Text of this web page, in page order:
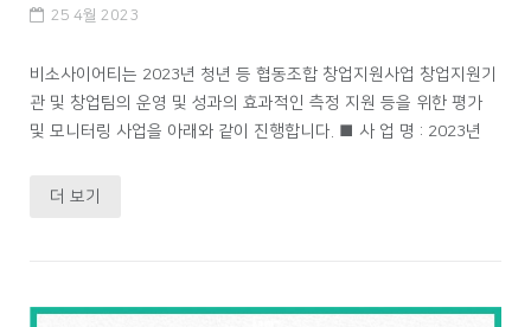
25 4월 2023
비소사이어티는 2023년 청년 등 협동조합 창업지원사업 창업지원기
관 및 창업팀의 운영 및 성과의 효과적인 측정 지원 등을 위한 평가
및 모니터링 사업을 아래와 같이 진행합니다. ■ 사 업 명 : 2023년
더 보기